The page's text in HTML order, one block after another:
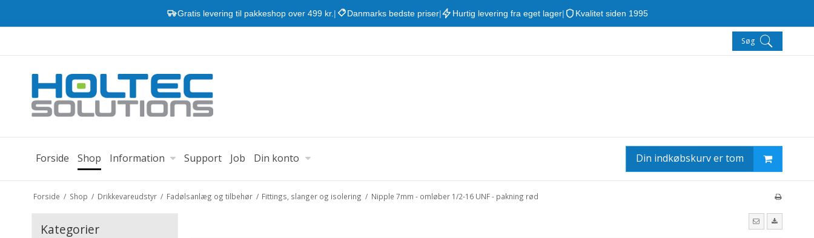
Gratis levering til pakkeshop over 499 kr. | Danmarks bedste priser| Hurtig levering fra eget lager| Kvalitet siden 1995
Søg
Forside Shop Information Support Job Din konto Din indkøbskurv er tom
Forside / Shop / Drikkevareudstyr / Fadølsanlæg og tilbehør / Fittings, slanger og isolering / Nipple 7mm - omløber 1/2-16 UNF - pakning rød
Kategorier